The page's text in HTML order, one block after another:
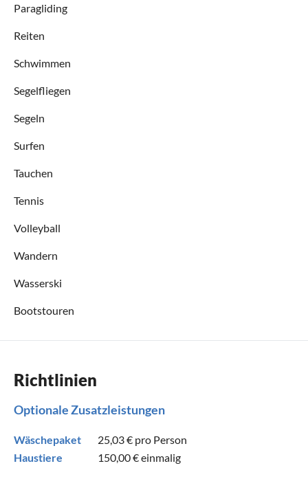
Paragliding
Reiten
Schwimmen
Segelfliegen
Segeln
Surfen
Tauchen
Tennis
Volleyball
Wandern
Wasserski
Bootstouren
Richtlinien
Optionale Zusatzleistungen
Wäschepaket 25,03 € pro Person
Haustiere
150,00 €einmalig